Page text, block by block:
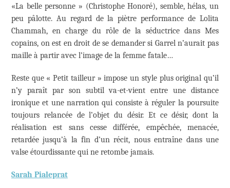
«La belle personne » (Christophe Honoré), semble, hélas, un
peu pâlotte. Au regard de la piètre performance de Lolita
Chammah, en charge du rôle de la séductrice dans Mes
copains, on est en droit de se demander si Garrel n’aurait pas
maille à partir avec l’image de la femme fatale…
Reste que « Petit tailleur » impose un style plus original qu’il
n’y paraît par son subtil va-et-vient entre une distance
ironique et une narration qui consiste à réguler la poursuite
toujours relancée de l’objet du désir. Et ce désir, dont la
réalisation est sans cesse différée, empêchée, menacée,
retardée jusqu’à la fin d’un récit, nous entraîne dans une
valse étourdissante qui ne retombe jamais.
Sarah Pialeprat